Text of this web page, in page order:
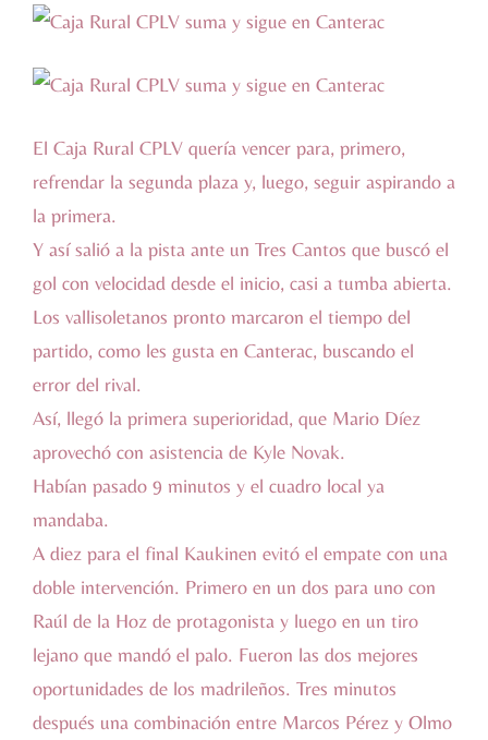
El Caja Rural CPLV quería vencer para, primero,
refrendar la segunda plaza y, luego, seguir aspirando a
la primera.
Y así salió a la pista ante un Tres Cantos que buscó el
gol con velocidad desde el inicio, casi a tumba abierta.
Los vallisoletanos pronto marcaron el tiempo del
partido, como les gusta en Canterac, buscando el
error del rival.
Así, llegó la primera superioridad, que Mario Díez
aprovechó con asistencia de Kyle Novak.
Habían pasado 9 minutos y el cuadro local ya
mandaba.
A diez para el final Kaukinen evitó el empate con una
doble intervención. Primero en un dos para uno con
Raúl de la Hoz de protagonista y luego en un tiro
lejano que mandó el palo. Fueron las dos mejores
oportunidades de los madrileños. Tres minutos
después una combinación entre Marcos Pérez y Olmo